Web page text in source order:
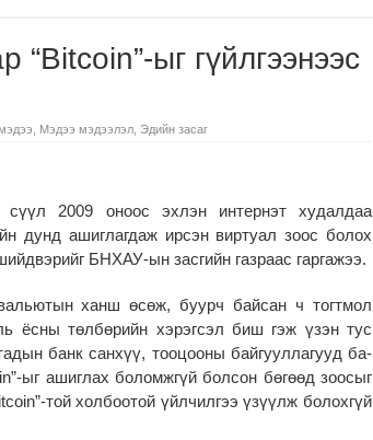
“Вitcoin”-ыг гүйлгээнээс
Мэдээ мэдээлэл Эдийн засаг
2009 оноос эхлэн интернэт худалдаа
дунд ашиглагдаж ирсэн виртуал зоос болох
БНХАУ-ын засгийн газраас гаргажээ.
ханш өсөж, буурч байсан ч тогтмол
ёсны төлбөрийн хэрэг­­­сэл биш гэж үзэн тус
банк санхүү, тооцооны байгууллагууд ба­
ыг ашиг­лах боломжгүй болсон бөгөөд зоосыг
той холбоотой үйлчилгээ үзүүлж болохгүй